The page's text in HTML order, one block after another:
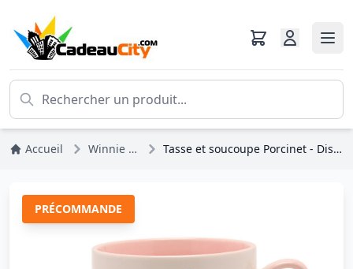
Accueil Winnie L'ourson Tasse et soucoupe Porcinet - Disney Winnie l'Ourson
PRÉCOMMANDE